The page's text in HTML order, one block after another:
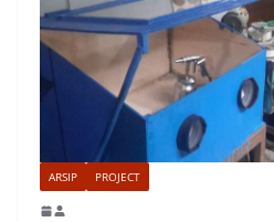
ARSIP PROJECT